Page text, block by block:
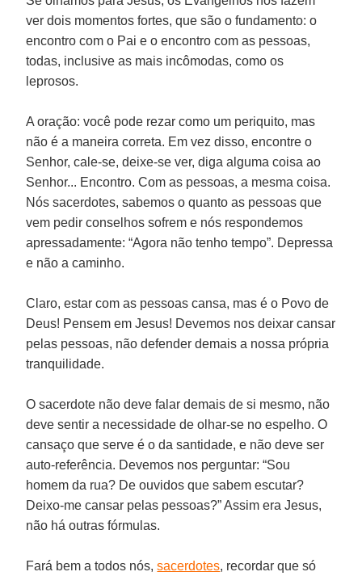
ver dois momentos fortes, que são o fundamento: o
encontro com o Pai e o encontro com as pessoas,
todas, inclusive as mais incômodas, como os
leprosos.
A oração: você pode rezar como um periquito, mas
não é a maneira correta. Em vez disso, encontre o
Senhor, cale-se, deixe-se ver, diga alguma coisa ao
Senhor... Encontro. Com as pessoas, a mesma coisa.
Nós sacerdotes, sabemos o quanto as pessoas que
vem pedir conselhos sofrem e nós respondemos
apressadamente: “Agora não tenho tempo”. Depressa
e não a caminho.
Claro, estar com as pessoas cansa, mas é o Povo de
Deus! Pensem em Jesus! Devemos nos deixar cansar
pelas pessoas, não defender demais a nossa própria
tranquilidade.
O sacerdote não deve falar demais de si mesmo, não
deve sentir a necessidade de olhar-se no espelho. O
cansaço que serve é o da santidade, e não deve ser
auto-referência. Devemos nos perguntar: “Sou
homem da rua? De ouvidos que sabem escutar?
Deixo-me cansar pelas pessoas?” Assim era Jesus,
não há outras fórmulas.
Fará bem a todos nós,sacerdotes, recordar que só